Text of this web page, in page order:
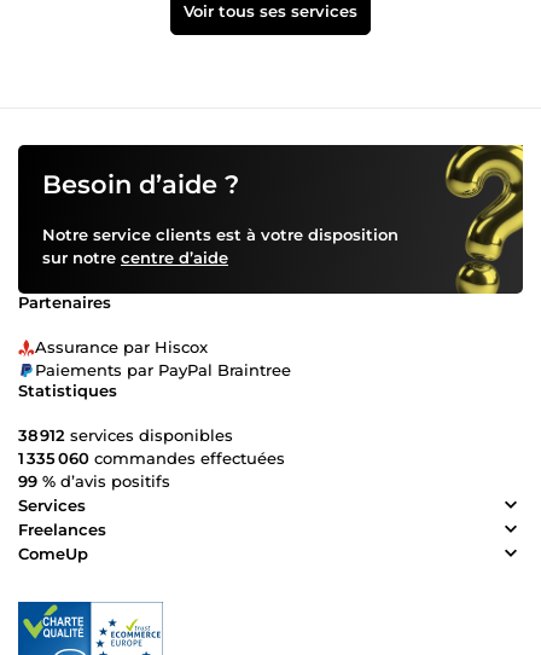
Voir tous ses services
Besoin d’aide ?
Notre service clients est à votre disposition
sur notre centre d’aide
Partenaires
Assurance par Hiscox
Paiements par PayPal Braintree
Statistiques
38 912 services disponibles
1 335 060 commandes effectuées
99 % d’avis positifs
Services
Freelances
ComeUp